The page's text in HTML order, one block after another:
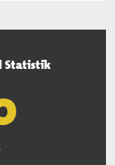
Statistik